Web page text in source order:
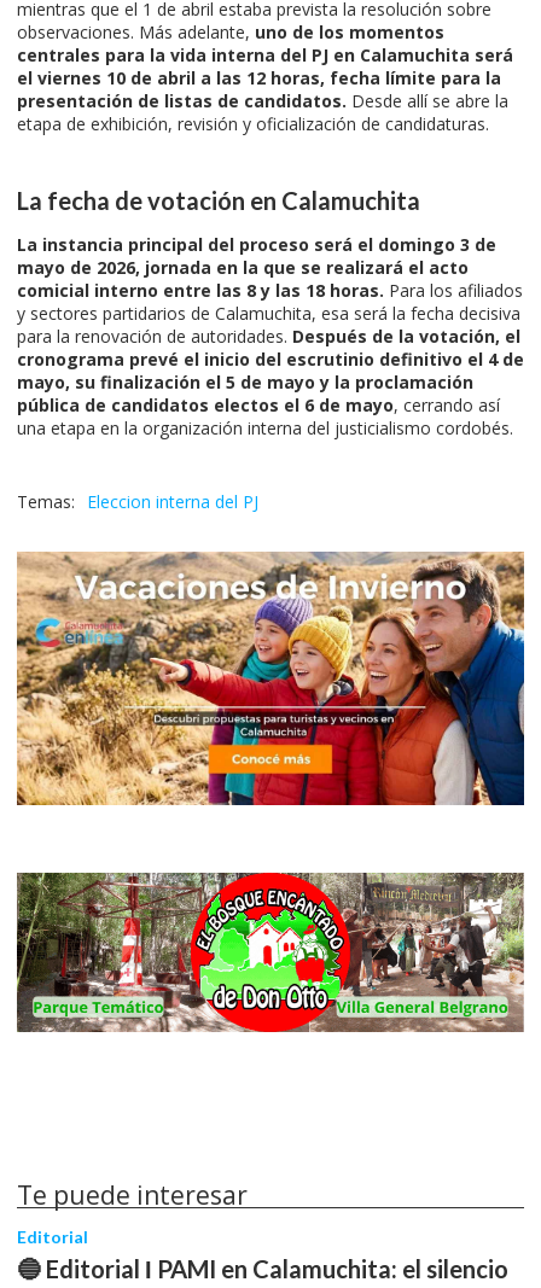
mientras que el 1 de abril estaba prevista la resolución sobre
observaciones. Más adelante, uno de los momentos
centrales para la vida interna del PJ en Calamuchita será
el viernes 10 de abril a las 12 horas, fecha límite para la
presentación de listas de candidatos. Desde allí se abre la
etapa de exhibición, revisión y oficialización de candidaturas.
La fecha de votación en Calamuchita
La instancia principal del proceso será el domingo 3 de
mayo de 2026, jornada en la que se realizará el acto
comicial interno entre las 8 y las 18 horas. Para los afiliados
y sectores partidarios de Calamuchita, esa será la fecha decisiva
para la renovación de autoridades. Después de la votación, el
cronograma prevé el inicio del escrutinio definitivo el 4 de
mayo, su finalización el 5 de mayo y la proclamación
pública de candidatos electos el 6 de mayo, cerrando así
una etapa en la organización interna del justicialismo cordobés.
Eleccion interna del PJ
Te puede interesar
🔵 Editorial Ι PAMI en Calamuchita: el silencio
Editorial